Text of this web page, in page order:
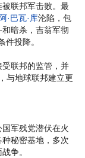
联邦军击败。最
阿·巴瓦·库沦陷，包
暗杀，吉翁军彻
投降。
联邦的监管，并
与地球联邦建立更
军残党潜伏在火
秘密基地，多次
争。